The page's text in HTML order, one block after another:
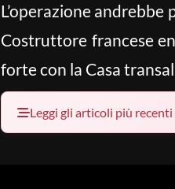
L’operazione
Costruttore francese
forte con la Casa
Leggi gli articoli più recenti